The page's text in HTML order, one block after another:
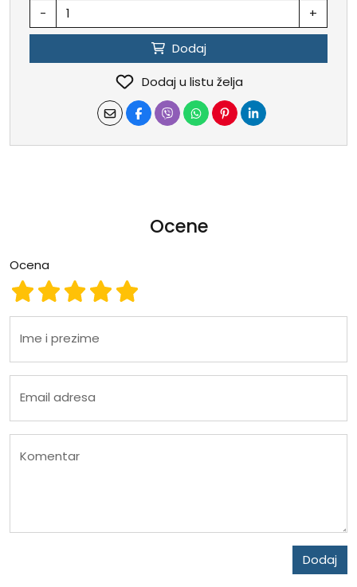
- +
Dodaj
Dodaj u listu želja
Ocene
Ocena
Ocena 5
Ocena 4
Ocena 3
Ocena 2
Ocena 1
Ime i prezime
Email adresa
Komentar
Dodaj